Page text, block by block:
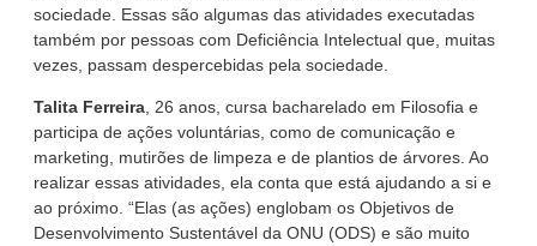
sociedade. Essas são algumas das atividades executadas
também por pessoas com Deficiência Intelectual que, muitas
vezes, passam despercebidas pela sociedade.
Talita Ferreira , 26 anos, cursa bacharelado em Filosofia e
participa de ações voluntárias, como de comunicação e
marketing, mutirões de limpeza e de plantios de árvores. Ao
realizar essas atividades, ela conta que está ajudando a si e
ao próximo. “Elas (as ações) englobam os Objetivos de
Desenvolvimento Sustentável da ONU (ODS) e são muito